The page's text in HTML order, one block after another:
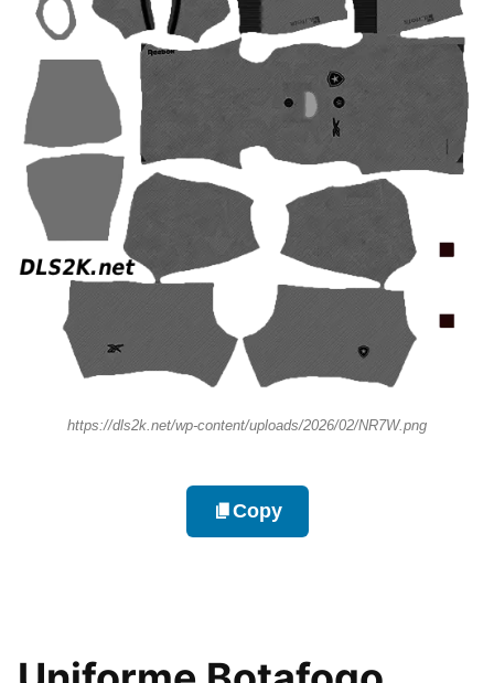
https://dls2k.net/wp-content/uploads/2026/02/NR7W.png
Copy